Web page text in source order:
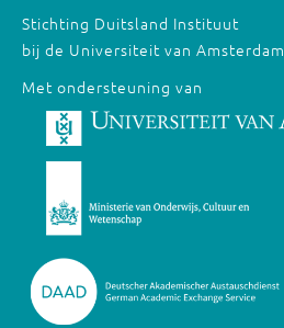
Stichting Duitsland Instituut
bij de Universiteit van Amsterdam
Met ondersteuning van